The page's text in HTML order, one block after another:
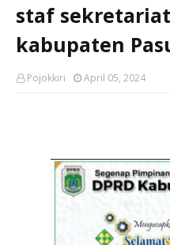
staf sekretariat
kabupaten
Pojokkiri April 05, 2024